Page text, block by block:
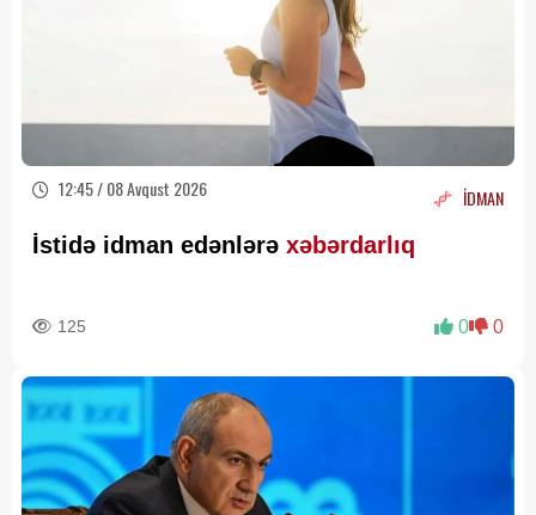
12:45 / 08 Avqust 2026 İDMAN
İstidə idman edənlərə xəbərdarlıq
125 0 0